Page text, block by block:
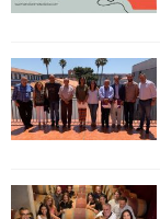
TRADICIÓN
MENÚ DEL DÍA